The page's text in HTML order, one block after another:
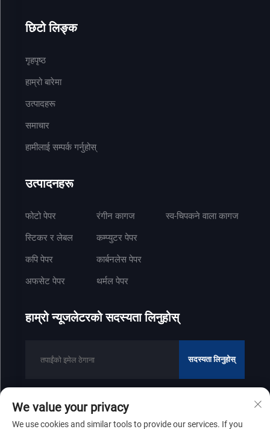
छिटो लिङ्क
गृहपृष्ठ
हाम्रो बारेमा
उत्पादहरू
समाचार
हामीलाई सम्पर्क गर्नुहोस्
उत्पादनहरू
फोटो पेपर
स्टिकर र लेबल
कपि पेपर
अफसेट पेपर
रंगीन कागज
कम्प्युटर पेपर
कार्बनलेस पेपर
थर्मल पेपर
स्व-चिपकने वाला कागज
हाम्रो न्यूजलेटरको सदस्यता लिनुहोस्
सदस्यता लिनुहोस्
कपीराइट © २०२५ शान्डोंग जेनफेंग पेपर उद्योग कम्पनी लिमिटेडको सबै हक सुरक्षित छन्
We value your privacy
We use cookies and similar tools to provide our services. If you